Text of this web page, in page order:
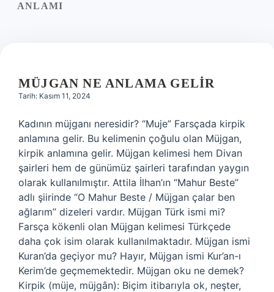
ANLAMI
MÜJGAN NE ANLAMA GELIR
Tarih: Kasım 11, 2024
Kadının müjganı neresidir? “Muje” Farsçada kirpik
anlamına gelir. Bu kelimenin çoğulu olan Müjgan,
kirpik anlamına gelir. Müjgan kelimesi hem Divan
şairleri hem de günümüz şairleri tarafından yaygın
olarak kullanılmıştır. Attila İlhan’ın “Mahur Beste”
adlı şiirinde “O Mahur Beste / Müjgan çalar ben
ağlarım” dizeleri vardır. Müjgan Türk ismi mi?
Farsça kökenli olan Müjgan kelimesi Türkçede
daha çok isim olarak kullanılmaktadır. Müjgan ismi
Kuran’da geçiyor mu? Hayır, Müjgan ismi Kur’an-ı
Kerim’de geçmemektedir. Müjgan oku ne demek?
Kirpik (müje, müjgân): Biçim itibarıyla ok, neşter,